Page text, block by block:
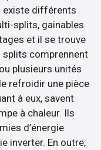
existe différents
splits, gainables
et il se trouve
splits comprennent
plusieurs unités
refroidir une pièce
à eux, savent
à chaleur. Ils
d’énergie
inverter. En outre,